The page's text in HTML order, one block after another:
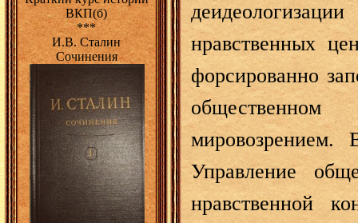
ВКП(б)
***
И.В. Сталин
Сочинения
нравственных
форсированно
мировозрением.
Управление
нравственной